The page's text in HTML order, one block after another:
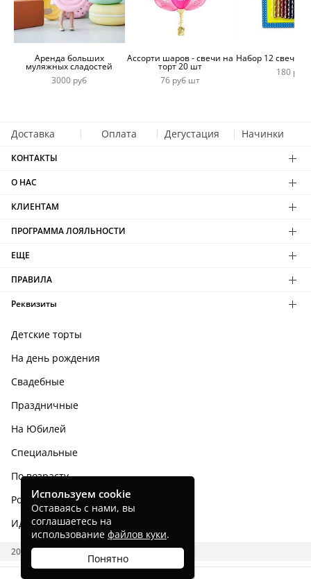
Аренда больших
муляжных сладостей
3000 руб
Ассорти шаров - свечи на
торт 20 шт
76 руб шт
Набор 12 свечей
180 руб
Доставка Оплата Дегустация Начинки
КОНТАКТЫ
О НАС
КЛИЕНТАМ
ПРОГРАММА ЛОЯЛЬНОСТИ
ЕЩЕ
ПРАВИЛА
Реквизиты
Детские торты
На день рождения
Свадебные
Праздничные
На Юбилей
Специальные
По возрасту
Родным и близким
Идеи тортов
2026 CAKES.RU
Используем cookie
Оставаясь с нами, вы
соглашаетесь на
использование файлов куки.
Понятно